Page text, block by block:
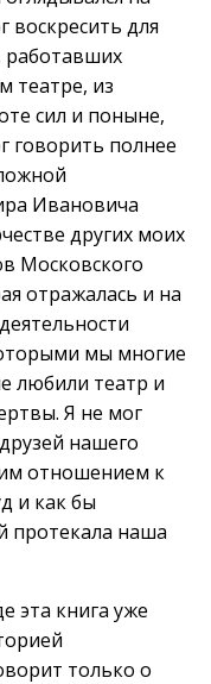
воскресить для
работавших
театре, из
сил и поныне,
говорить полнее
Ивановича
других моих
Московского
отражалась и на
мы многие
любили театр и
Я не мог
нашего
отношением к
и как бы
протекала наша
эта книга уже
только о